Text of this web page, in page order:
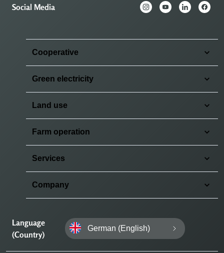
Social Media
Cooperative
Green electricity
Land use
Farm operation
Services
Company
Language
(Country)
German (English)